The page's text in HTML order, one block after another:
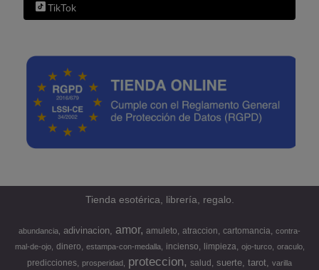
TikTok
Tienda esotérica, librería, regalo.
abundancia adivinacion amor amuleto atraccion cartomancia contra-
mal-de-ojo
dinero estampa-con-medalla incienso limpieza ojo-turco oraculo
predicciones prosperidad proteccion salud suerte tarot varilla